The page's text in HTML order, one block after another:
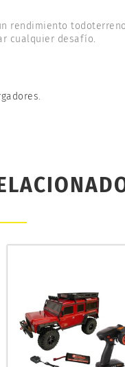
rendimiento
cualquier desafío.
.